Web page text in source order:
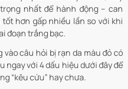
nhất để hành động – can
hơn gấp nhiều lần so với khi
đoạn trắng bạc.
vào câu hỏi bị rạn da màu đỏ có
ngay với 4 dấu hiệu dưới đây để
“kêu cứu” hay chưa.